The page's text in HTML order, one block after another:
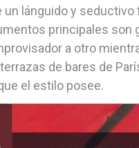
un lánguido y
principales son
a otro
de bares de
el estilo posee.